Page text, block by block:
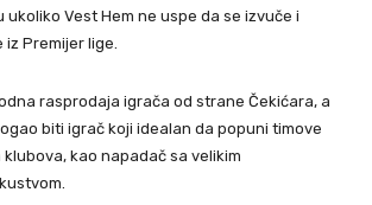
Vest Hem ne uspe da se izvuče i
Premijer lige.
rasprodaja igrača od strane Čekićara, a
biti igrač koji idealan da popuni timove
kao napadač sa velikim